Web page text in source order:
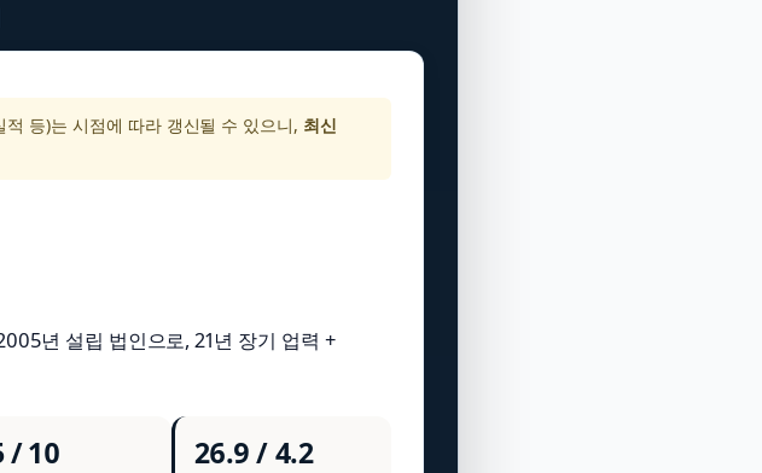
적 등)는 시점에 따라 갱신될 수 있으니, 최신
년 설립 법인으로, 21년 장기 업력 +
/ 10 26.9 / 4.2